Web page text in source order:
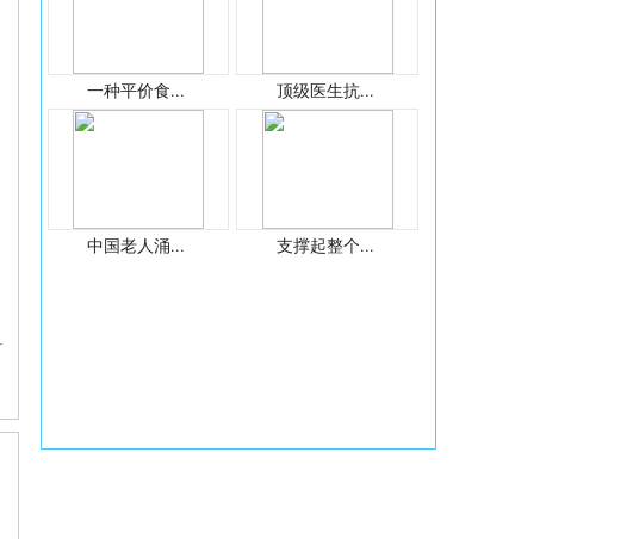
一种平价食... 顶级医生抗...
中国老人涌... 支撑起整个...